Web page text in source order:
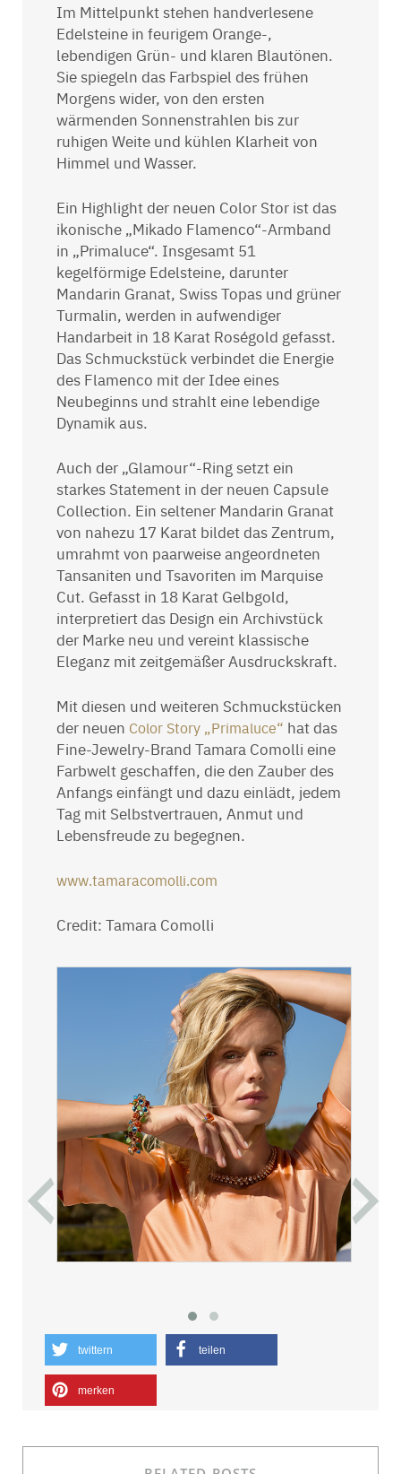
Im Mittelpunkt stehen handverlesene
Edelsteine in feurigem Orange-,
lebendigen Grün- und klaren Blautönen.
Sie spiegeln das Farbspiel des frühen
Morgens wider, von den ersten
wärmenden Sonnenstrahlen bis zur
ruhigen Weite und kühlen Klarheit von
Himmel und Wasser.
Ein Highlight der neuen Color Stor ist das
ikonische „Mikado Flamenco“-Armband
in „Primaluce“. Insgesamt 51
kegelförmige Edelsteine, darunter
Mandarin Granat, Swiss Topas und grüner
Turmalin, werden in aufwendiger
Handarbeit in 18 Karat Roségold gefasst.
Das Schmuckstück verbindet die Energie
des Flamenco mit der Idee eines
Neubeginns und strahlt eine lebendige
Dynamik aus.
Auch der „Glamour“-Ring setzt ein
starkes Statement in der neuen Capsule
Collection. Ein seltener Mandarin Granat
von nahezu 17 Karat bildet das Zentrum,
umrahmt von paarweise angeordneten
Tansaniten und Tsavoriten im Marquise
Cut. Gefasst in 18 Karat Gelbgold,
interpretiert das Design ein Archivstück
der Marke neu und vereint klassische
Eleganz mit zeitgemäßer Ausdruckskraft.
Mit diesen und weiteren Schmuckstücken
der neuen Color Story „Primaluce“ hat das
Fine-Jewelry-Brand Tamara Comolli eine
Farbwelt geschaffen, die den Zauber des
Anfangs einfängt und dazu einlädt, jedem
Tag mit Selbstvertrauen, Anmut und
Lebensfreude zu begegnen.
www.tamaracomolli.com
Credit: Tamara Comolli
prev next
twittern teilen
merken